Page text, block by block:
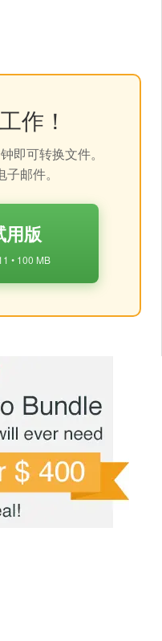
作！
即可转换文件。
邮件。
版
• 100 MB